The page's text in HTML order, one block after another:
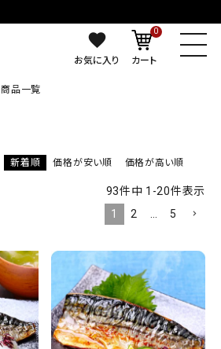
お気に入り
0
カート
商品一覧
新着順 価格が安い順 価格が高い順
93件中 1 -20件表示
1
2 5